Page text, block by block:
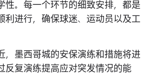
性。每一个环节的细致安排，都是
利进行，确保球迷、运动员以及工
，墨西哥城的安保演练和措施将进
反复演练提高应对突发情况的能